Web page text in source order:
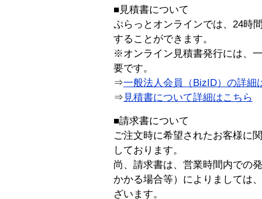
■見積書について
ぷらっとオンラインでは、24時
することができます。
※オンライン見積書発行には、
要です。
⇒一般法人会員（BizID）の詳細
⇒ 見積書について詳細はこちら
■請求書について
ご注文時に希望されたお客様に
しております。
尚、請求書は、営業時間内での
かかる場合等）によりましては
ざいます。